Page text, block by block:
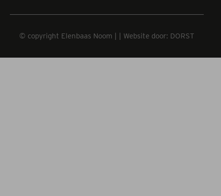
© copyright Elenbaas Noom | | Website door: DORST